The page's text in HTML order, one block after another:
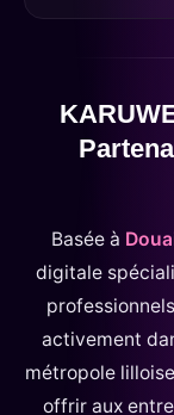
Basée à
digitale
activement
métropole
offrir aux